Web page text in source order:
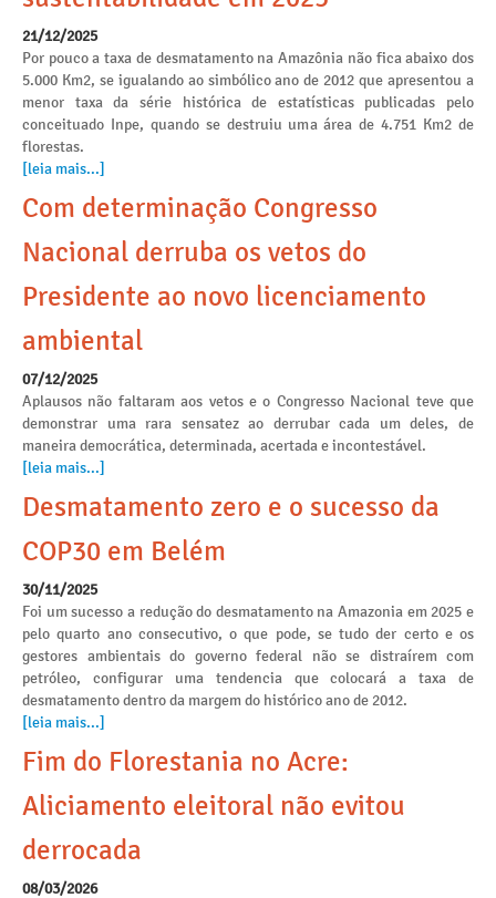
21/12/2025
Por pouco a taxa de desmatamento na Amazônia não fica abaixo dos
5.000 Km2, se igualando ao simbólico ano de 2012 que apresentou a
menor taxa da série histórica de estatísticas publicadas pelo
conceituado Inpe, quando se destruiu uma área de 4.751 Km2 de
florestas.
[leia mais...]
Com determinação Congresso
Nacional derruba os vetos do
Presidente ao novo licenciamento
ambiental
07/12/2025
Aplausos não faltaram aos vetos e o Congresso Nacional teve que
demonstrar uma rara sensatez ao derrubar cada um deles, de
maneira democrática, determinada, acertada e incontestável.
[leia mais...]
Desmatamento zero e o sucesso da
COP30 em Belém
30/11/2025
Foi um sucesso a redução do desmatamento na Amazonia em 2025 e
pelo quarto ano consecutivo, o que pode, se tudo der certo e os
gestores ambientais do governo federal não se distraírem com
petróleo, configurar uma tendencia que colocará a taxa de
desmatamento dentro da margem do histórico ano de 2012.
[leia mais...]
Fim do Florestania no Acre:
Aliciamento eleitoral não evitou
derrocada
08/03/2026